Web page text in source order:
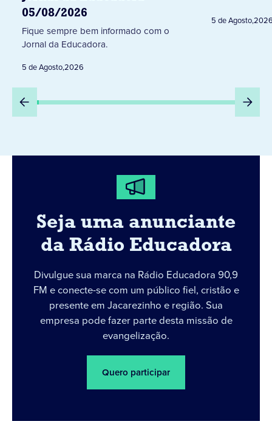
05/08/2026
Fique sempre bem informado com o
Jornal da Educadora.
5 de Agosto,2026
5 de Agosto,
Seja uma anunciante
da Rádio Educadora
Divulgue sua marca na Rádio Educadora 90,9
FM e conecte-se com um público fiel, cristão e
presente em Jacarezinho e região. Sua
empresa pode fazer parte desta missão de
evangelização.
Quero participar